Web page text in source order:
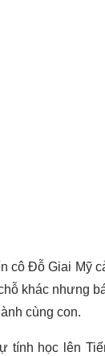
cô Đỗ Giai Mỹ
khác nhưng
cùng con.
tính học lên